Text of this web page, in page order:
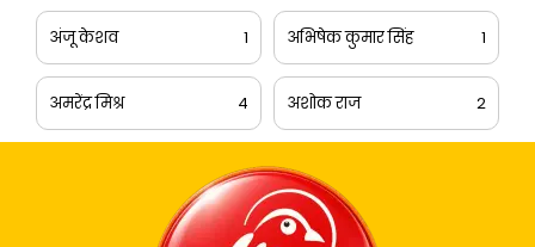
अंजू केशव 1 अभिषेक कुमार सिंह 1
अमरेंद्र मिश्र 4 अशोक राज 2